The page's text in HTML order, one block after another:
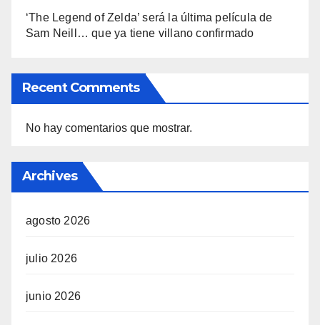
‘The Legend of Zelda’ será la última película de
Sam Neill… que ya tiene villano confirmado
Recent Comments
No hay comentarios que mostrar.
Archives
agosto 2026
julio 2026
junio 2026